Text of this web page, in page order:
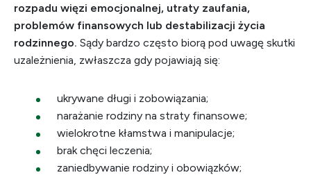
rozpadu więzi emocjonalnej, utraty zaufania,
problemów finansowych lub destabilizacji życia
rodzinnego. Sądy bardzo często biorą pod uwagę skutki
uzależnienia, zwłaszcza gdy pojawiają się:
ukrywane długi i zobowiązania;
narażanie rodziny na straty finansowe;
wielokrotne kłamstwa i manipulacje;
brak chęci leczenia;
zaniedbywanie rodziny i obowiązków;